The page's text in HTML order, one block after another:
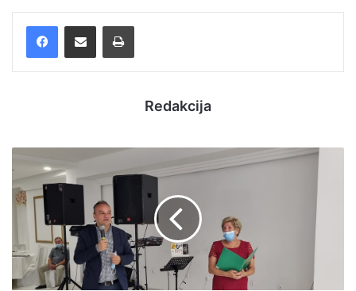
FacebookPodijelite putem e-pošte Ispis
Redakcija